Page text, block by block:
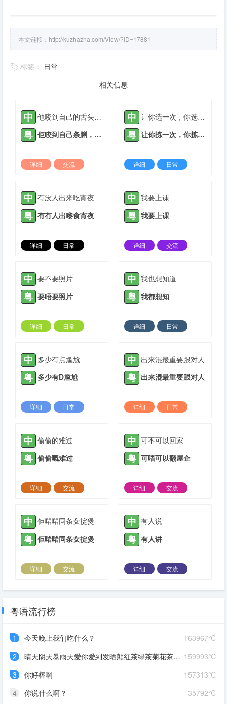
本文链接： http://kuzhazha.com/View/?ID=17881
标签： 日常
相关信息
中 他咬到自己的舌头，疼到哭
粤 佢咬到自己条脷，痛到喊
详细
交流
中 让你选一次，你选朋友还是恋人
粤 让你拣一次，你拣朋友仲系情人
详细
日常
中 有没人出来吃宵夜
粤 有冇人出嚟食宵夜
详细
日常
中 我要上课
粤 我要上课
详细
交流
中 要不要照片
粤 要唔要照片
详细
日常
中 我也想知道
粤 我都想知
详细
日常
中 多少有点尴尬
粤 多少有D尴尬
详细
日常
中 出来混最重要跟对人
粤 出来混最重要跟对人
详细
日常
中 偷偷的难过
粤 偷偷嘅难过
详细
交流
中 可不可以回家
粤 可唔可以翻屋企
详细
交流
中 佢啱啱同条女掟煲
粤 佢啱啱同条女掟煲
详细
交流
中 有人说
粤 有人讲
详细
交流
粤语流行榜
163967℃
1
今天晚上我们吃什么？
159993℃
2
晴天阴天暴雨天爱你爱到发晒颠红茶绿茶菊花茶爱你爱到蒙查查
157313℃
3
你好棒啊
35792℃
4
你说什么啊？